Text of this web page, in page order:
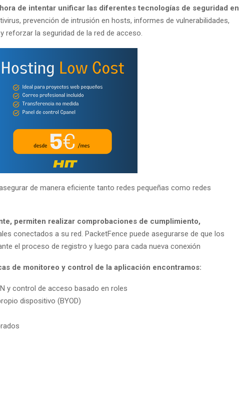
de intentar unificar las diferentes tecnologías de seguridad en
prevención de intrusión en hosts, informes de vulnerabilidades,
reforzar la seguridad de la red de acceso.
de manera eficiente tanto redes pequeñas como redes
permiten realizar comprobaciones de cumplimiento,
conectados a su red. PacketFence puede asegurarse de que los
el proceso de registro y luego para cada nueva conexión
de monitoreo y control de la aplicación encontramos:
y control de acceso basado en roles
dispositivo (BYOD)